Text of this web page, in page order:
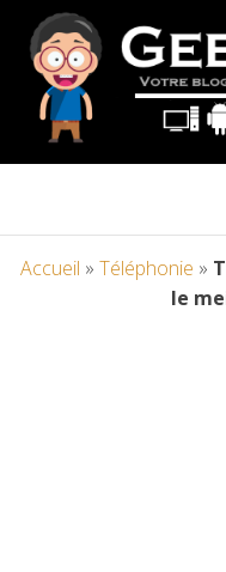
Accueil » Téléphonie »
le